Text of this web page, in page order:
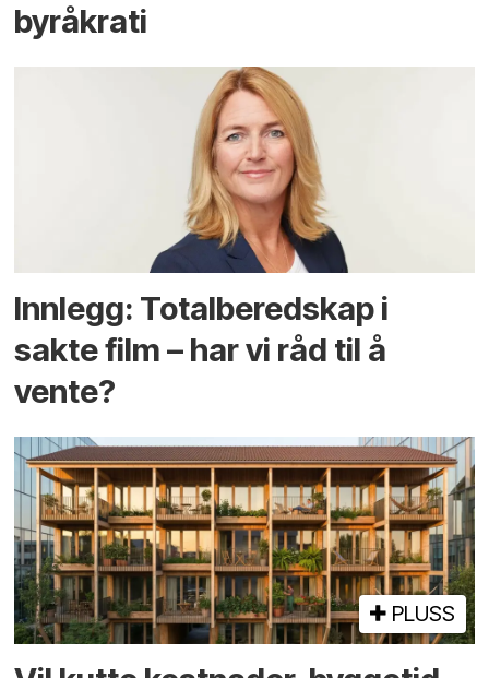
byråkrati
Innlegg: Totalberedskap i
sakte film – har vi råd til å
vente?
PLUSS